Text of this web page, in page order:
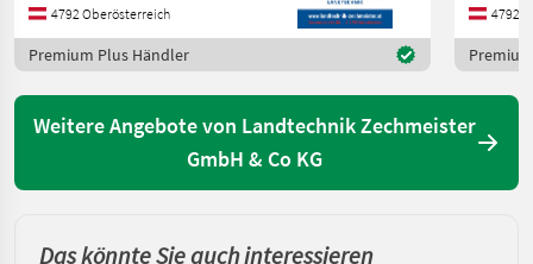
4792 Oberösterreich
Premium Plus Händler
4792
Weitere Angebote von Landtechnik Zechmeister
GmbH & Co KG
Das könnte Sie auch interessieren